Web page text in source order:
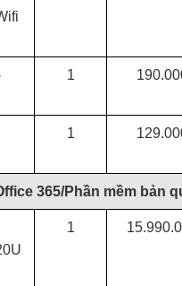
1
1
365/Phần mềm bản
1